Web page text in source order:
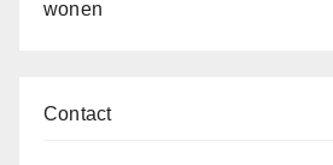
wonen
Contact